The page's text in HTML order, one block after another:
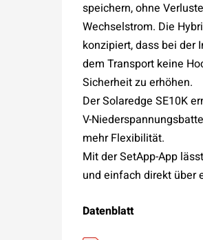
speichern, ohne
Wechselstrom. Die
konzipiert, dass bei der
dem Transport keine
Sicherheit zu erhöhen.
Der Solaredge SE10K
V-
mehr Flexibilität.
Mit der SetApp-App
und einfach direkt über
Datenblatt